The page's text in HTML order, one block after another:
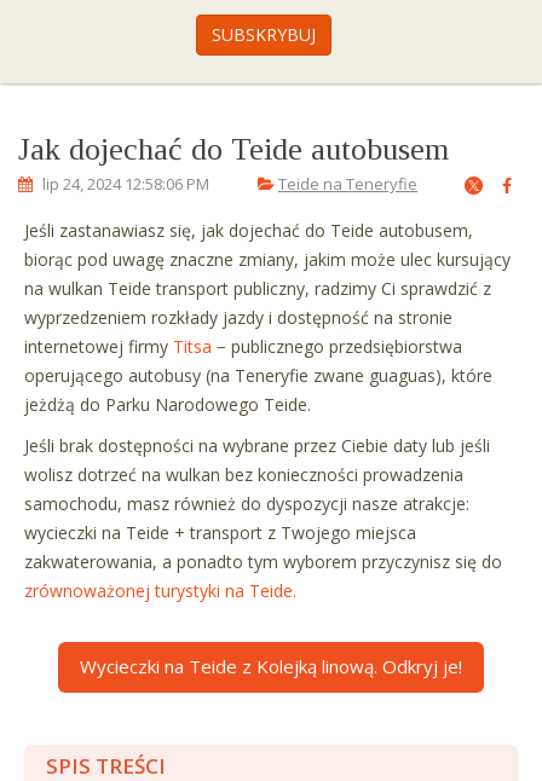
Jak dojechać do Teide autobusem
lip 24, 2024 12:58:06 PM Teide na Teneryfie
Jeśli zastanawiasz się, jak dojechać do Teide autobusem,
biorąc pod uwagę znaczne zmiany, jakim może ulec kursujący
na wulkan Teide transport publiczny, radzimy Ci sprawdzić z
wyprzedzeniem rozkłady jazdy i dostępność na stronie
internetowej firmy Titsa − publicznego przedsiębiorstwa
operującego autobusy (na Teneryfie zwane guaguas), które
jeżdżą do Parku Narodowego Teide.
Jeśli brak dostępności na wybrane przez Ciebie daty lub jeśli
wolisz dotrzeć na wulkan bez konieczności prowadzenia
samochodu, masz również do dyspozycji nasze atrakcje:
wycieczki na Teide + transport z Twojego miejsca
zakwaterowania, a ponadto tym wyborem przyczynisz się do
zrównoważonej turystyki na Teide.
Wycieczki na Teide z Kolejką linową. Odkryj je!
SPIS TREŚCI